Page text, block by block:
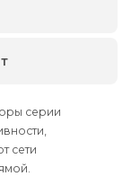
серии
сети